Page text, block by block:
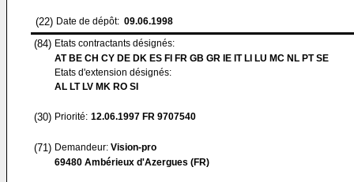
(22) Date de dépôt: 09.06.1998
(84) Etats contractants désignés:
AT BE CH CY DE DK ES FI FR GB GR IE IT LI LU MC NL PT SE
Etats d'extension désignés:
AL LT LV MK RO SI
(30) Priorité: 12.06.1997 FR 9707540
(71) Demandeur: Vision-pro
69480 Ambérieux d'Azergues (FR)